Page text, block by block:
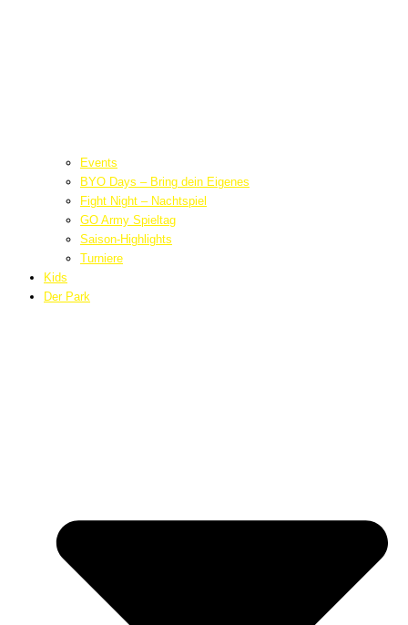
Events
BYO Days – Bring dein Eigenes
Fight Night – Nachtspiel
GO Army Spieltag
Saison-Highlights
Turniere
Kids
Der Park